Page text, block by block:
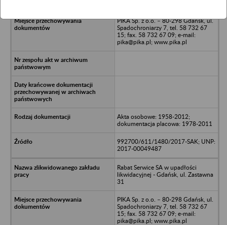
PIKA Sp. z o.o. – 80-298 Gdańsk, ul.
Spadochroniarzy 7, tel. 58 732 67
15; fax. 58 732 67 09; e-mail:
pika@pika.pl; www.pika.pl
Akta osobowe: 1958-2012;
dokumentacja placowa: 1978-2011
992700/611/1480/2017-SAK; UNP:
2017-00049487
Rabat Serwice SA w upadłości
likwidacyjnej - Gdańsk, ul. Zastawna
31
PIKA Sp. z o.o. – 80-298 Gdańsk, ul.
Spadochroniarzy 7, tel. 58 732 67
15; fax. 58 732 67 09; e-mail:
pika@pika.pl; www.pika.pl